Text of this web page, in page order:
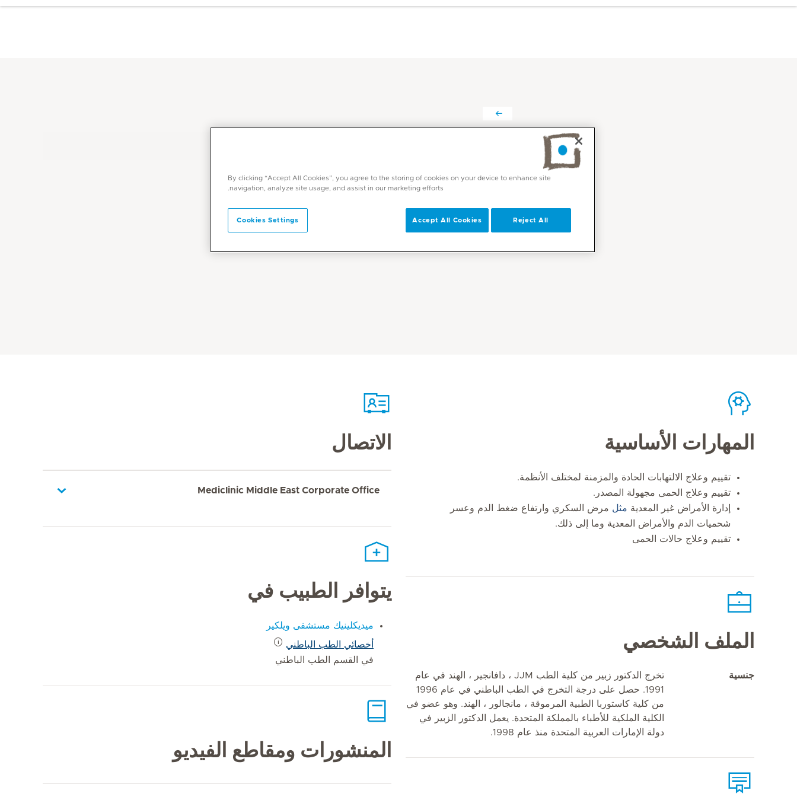
المهارات الأساسية
تقييم وعلاج الالتهابات الحادة والمزمنة لمختلف الأنظمة.
تقييم وعلاج الحمى مجهولة المصدر.
إدارة الأمراض غير المعدية مثل مرض السكري وارتفاع ضغط الدم وعسر
شحميات الدم والأمراض المعدية وما إلى ذلك.
تقييم وعلاج حالات الحمى
الملف الشخصي
جنسية
تخرج الدكتور زبير من كلية الطب JJM ، دافانجير ، الهند في عام
1991. حصل على درجة التخرج في الطب الباطني في عام 1996
من كلية كاستوربا الطبية المرموقة ، مانجالور ، الهند. وهو عضو في
الكلية الملكية للأطباء بالمملكة المتحدة. يعمل الدكتور الزبير في
دولة الإمارات العربية المتحدة منذ عام 1998.
الاتصال
Mediclinic Middle East Corporate Office
يتوافر الطبيب في
ميديكلينيك مستشفى ويلكير
أخصائي الطب الباطني
في القسم الطب الباطني
المنشورات ومقاطع الفيديو
By clicking “Accept All Cookies”, you agree to the storing of cookies on your device to enhance site
navigation, analyze site usage, and assist in our marketing efforts.
Cookies Settings Reject All
Accept All Cookies